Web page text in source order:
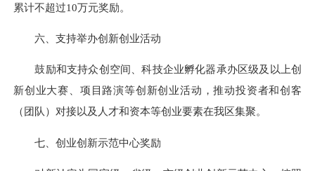
累计不超过10万元奖励。
六、支持举办创新创业活动
鼓励和支持众创空间、科技企业孵化器承办区级及以上创
新创业大赛、项目路演等创新创业活动，推动投资者和创客
（团队）对接以及人才和资本等创业要素在我区集聚。
七、创业创新示范中心奖励